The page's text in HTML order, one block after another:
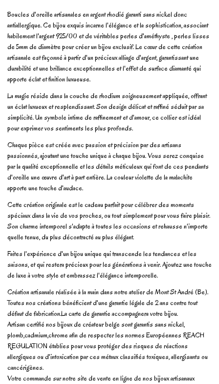
Boucles d'oreille artisanales en argent rhodié garanti sans nickel donc
antiallergique. Ce bijou exquis incarne l'élégance et la sophistication, associant
habilement l'argent 925/00 et de véritables perles d'améthyste , perles lisses
de 5mm de diamètre pour créer un bijou exclusif. Le cœur de cette création
artisanale est façonné à partir d'un précieux alliage d'argent, garantissant une
durabilité et une brillance exceptionnelles et l'effet de surface diamanté qui
apporte éclat et finition luxueuse.
La magie réside dans la couche de rhodium soigneusement appliquée, offrant
un éclat luxueux et resplendissant. Son design délicat et raffiné séduit par sa
simplicité. Un symbole intime de raffinement et d'amour, ce collier est idéal
pour exprimer vos sentiments les plus profonds.
Chaque pièce est créée avec passion et précision par des artisans
passionnés, ajoutant une touche unique à chaque bijou. Vous serez conquise
par la qualité exceptionnelle et les détails méticuleux qui font de ces pendants
d'oreille une œuvre d'art à part entière. La couleur violette de la malachite
apporte une touche d'audace.
Cette création originale est le cadeau parfait pour célébrer des moments
spéciaux dans la vie de vos proches, ou tout simplement pour vous faire plaisir.
Son charme intemporel s'adapte à toutes les occasions et rehausse n'importe
quelle tenue, du plus décontracté au plus élégant.
Faites l'expérience d'un bijou unique qui transcende les tendances et les
saisons, et qui restera précieux pour les générations à venir. Ajoutez une touche
de luxe à votre style et embrassez l'élégance intemporelle.
Création artisanale réalisée à la main dans notre atelier de Mont St André (Be).
Toutes nos créations bénéficient d'une garantie légale de 2 ans contre tout
défaut de fabrication.La carte de garantie accompagnera votre bijou.
Artisan certifié nos bijoux de créateur belge sont garantis sans nickel,
plomb,cadmium,chrome afin de respecter les normes Européennes REACH
REGULATION établies pour vous protéger des risques de réactions
allergiques ou d'intoxication par ces métaux classifiés toxiques, allergisants ou
cancérigènes.
Votre commande sur notre site de vente en ligne de nos bijoux artisanaux